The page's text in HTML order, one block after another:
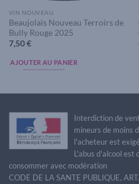
VIN NOUVEAU
Beaujolais Nouveau Terroirs de
Bully Rouge 2025
7,50€
AJOUTER AU PANIER
Interdiction de
mineurs de moins
l'acheteur est
L'abus d'alcool est
consommer avec modération
CODE DE LA SANTE PUBLIQUE,